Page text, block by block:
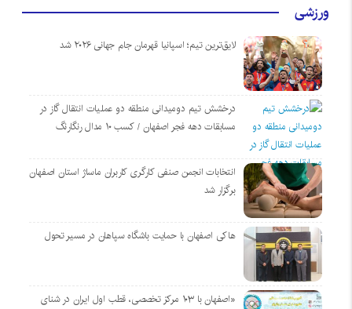
ورزشی
لایق‌ترین تیم؛ اسپانیا قهرمان جام جهانی ۲۰۲۶ شد
درخشش تیم دومیدانی منطقه دو عملیات انتقال گاز در
مسابقات دهه فجر اصفهان / کسب ۱۰ مدال رنگارنگ
انتخابات انجمن صنفی کارگری کاربران ماساژ استان اصفهان
برگزار شد
هاکی اصفهان با حمایت باشگاه سپاهان در مسیر تحول
«اصفهان با ۱۰۳ مرکز تخصصی، قطب اول ایران در شنای